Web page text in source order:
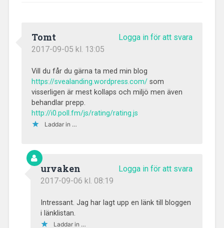
Tomt
2017-09-05 kl. 13:05
Vill du får du gärna ta med min blog
https://svealanding.wordpress.com/som
visserligen är mest kollaps och miljö men även
behandlar prepp.
http://i0.poll.fm/js/rating/rating.js
Laddar in …
Logga in för att svara
urvaken
2017-09-06 kl. 08:19
Intressant. Jag har lagt upp en länk till bloggen
i länklistan.
Laddar in …
Logga in för att svara